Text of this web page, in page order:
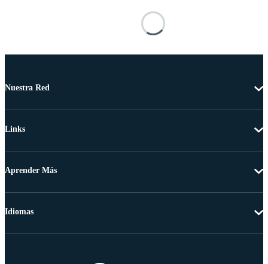
Nuestra Red
Links
Aprender Más
Idiomas